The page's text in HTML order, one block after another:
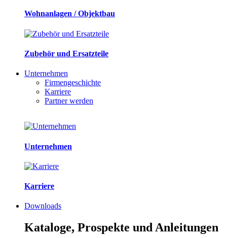
Wohnanlagen / Objektbau
Zubehör und Ersatzteile
Unternehmen
Firmengeschichte
Karriere
Partner werden
Unternehmen
Karriere
Downloads
Kataloge, Prospekte und Anleitungen